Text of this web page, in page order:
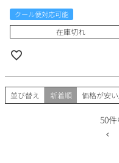
クール便対応可能
在庫切れ
並び替え 新着順 価格が安
50件